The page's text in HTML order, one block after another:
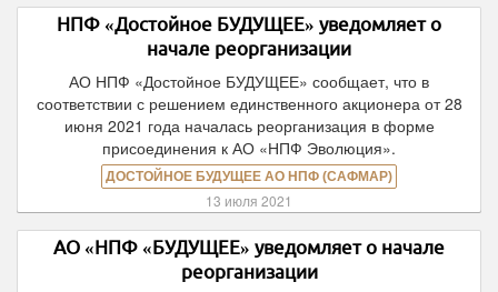
НПФ «Достойное БУДУЩЕЕ» уведомляет о
начале реорганизации
АО НПФ «Достойное БУДУЩЕЕ» сообщает, что в
соответствии с решением единственного акционера от 28
июня 2021 года началась реорганизация в форме
присоединения к АО «НПФ Эволюция».
ДОСТОЙНОЕ БУДУЩЕЕ АО НПФ (САФМАР)
13 июля 2021
АО «НПФ «БУДУЩЕЕ» уведомляет о начале
реорганизации